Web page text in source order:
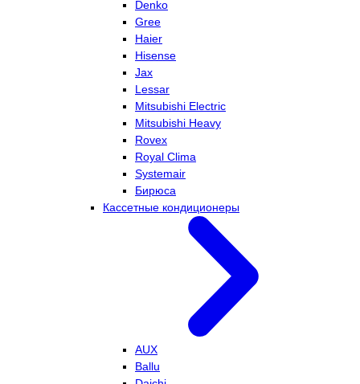
Denko
Gree
Haier
Hisense
Jax
Lessar
Mitsubishi Electric
Mitsubishi Heavy
Rovex
Royal Clima
Systemair
Бирюса
Кассетные кондиционеры
AUX
Ballu